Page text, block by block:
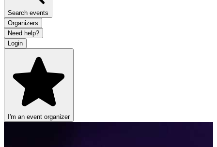
Search events
Organizers
Need help?
Login
I'm an event organizer